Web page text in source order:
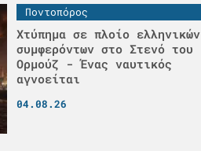
Ποντοπόρος
Χτύπημα σε πλοίο ελληνικών
συμφερόντων στο Στενό του
Ορμούζ - Ένας ναυτικός
αγνοείται
04.08.26